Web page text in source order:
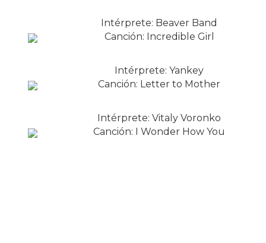
Intérprete: Beaver Band
Canción: Incredible Girl
Intérprete: Yankey
Canción: Letter to Mother
Intérprete: Vitaly Voronko
Canción: I Wonder How You